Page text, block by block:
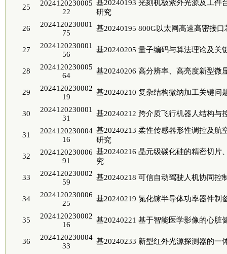
25
2024120230005
22
基20240193 光刻机极紫外光源及工件
研究
26
2024120230001
75
基20240195 800G以太网高速高密接
27
2024120230001
56
基20240205 量子编码与算法理论及关
28
2024120230005
64
基20240206 高分辨率、高亮度新型微
29
2024120230002
19
基20240210 复杂结构微纳加工关键问
30
2024120230001
31
基20240212 跨介质飞行机器人结构与
31
2024120230004
16
基20240213 柔性传感器形性调控及航
研究
32
2024120230006
91
基20240216 晶元级碳化硅的精密切片
究
33
2024120230002
59
基20240218 可信自动驾驶人机协同控
34
2024120230006
25
基20240219 氮化镓半导体功率器件制
35
2024120230002
16
基20240221 基于智能医学影像的心脏
36
2024120230004
33
基20240233 新型红外光源探测器的一